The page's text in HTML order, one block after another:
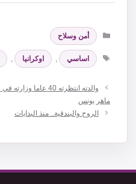
التصنيفات
أمن وسلاح
الوسوم
اساسي اوكرانيا
ماهر يونس
الروح والبندقية.. منذ البدايات